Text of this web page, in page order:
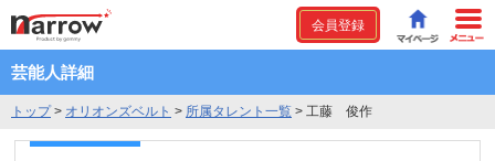
会員登録
芸能人詳細
トップ> オリオンズベルト > 所属タレント一覧 > 工藤 俊作